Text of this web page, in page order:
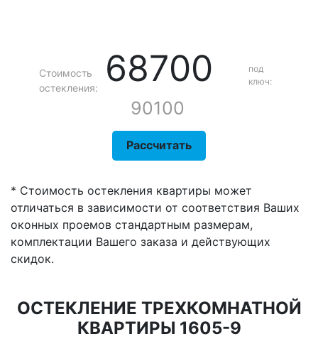
Стоимость
остекления:
68700
под
ключ:
90100
Рассчитать
* Стоимость остекления квартиры может
отличаться в зависимости от соответствия Ваших
оконных проемов стандартным размерам,
комплектации Вашего заказа и действующих
скидок.
ОСТЕКЛЕНИЕ ТРЕХКОМНАТНОЙ
КВАРТИРЫ 1605-9